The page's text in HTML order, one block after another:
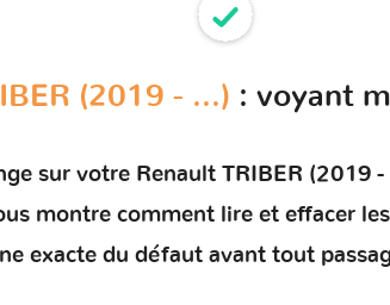
(2019 - ...) : voyant
sur votre Renault TRIBER (2019 -
montre comment lire et effacer
exacte du défaut avant tout